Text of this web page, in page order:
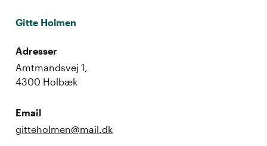
Gitte Holmen
Adresser
Amtmandsvej 1,
4300 Holbæk
Email
gitteholmen@mail.dk